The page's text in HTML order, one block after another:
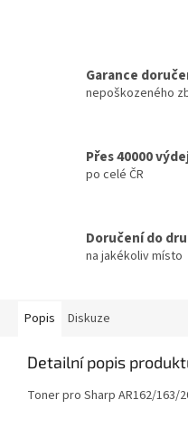
Garance
nepoškozeného
Přes 40000
po celé ČR
Doručení do
na jakékoliv místo
Popis Diskuze
Detailní popis
Toner pro Sharp AR162/163/